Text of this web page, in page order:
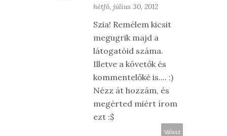
hétfő, július 30, 2012
Szia! Remélem kicsit
megugrik majd a
látogatóid száma.
Illetve a követők és
kommentelőké is.... :)
Nézz át hozzám, és
megérted miért írom
ezt :$
Válasz